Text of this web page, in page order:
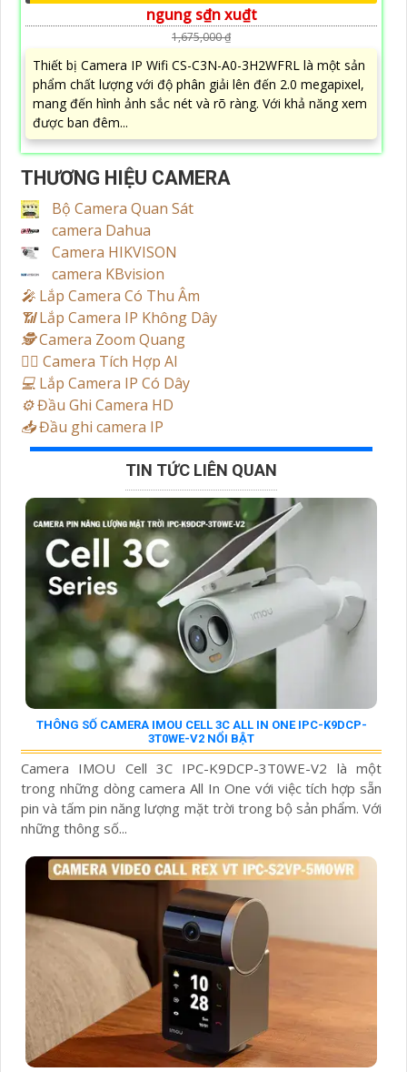
ngung s₫n xu₫t
1,675,000 ₫
Thiết bị Camera IP Wifi CS-C3N-A0-3H2WFRL là một sản
phẩm chất lượng với độ phân giải lên đến 2.0 megapixel,
mang đến hình ảnh sắc nét và rõ ràng. Với khả năng xem
được ban đêm...
THƯƠNG HIỆU CAMERA
Bộ Camera Quan Sát
camera Dahua
Camera HIKVISON
camera KBvision
️🎤️ Lắp Camera Có Thu Âm
📶Lắp Camera IP Không Dây
🕵️Camera Zoom Quang
🧛‍♀️ Camera Tích Hợp AI
💻 Lắp Camera IP Có Dây
⚙️Đầu Ghi Camera HD
📥Đầu ghi camera IP
TIN TỨC LIÊN QUAN
THÔNG SỐ CAMERA IMOU CELL 3C ALL IN ONE IPC-K9DCP-
3T0WE-V2 NỔI BẬT
Camera IMOU Cell 3C IPC-K9DCP-3T0WE-V2 là một
trong những dòng camera All In One với việc tích hợp sẵn
pin và tấm pin năng lượng mặt trời trong bộ sản phẩm. Với
những thông số...